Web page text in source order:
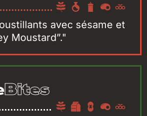
avec sésame et
Moustard”."
Bites